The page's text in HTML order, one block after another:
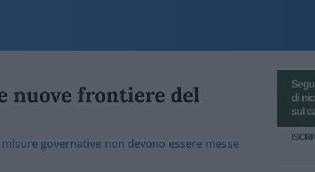
nuove frontiere del
governative non devono essere messe